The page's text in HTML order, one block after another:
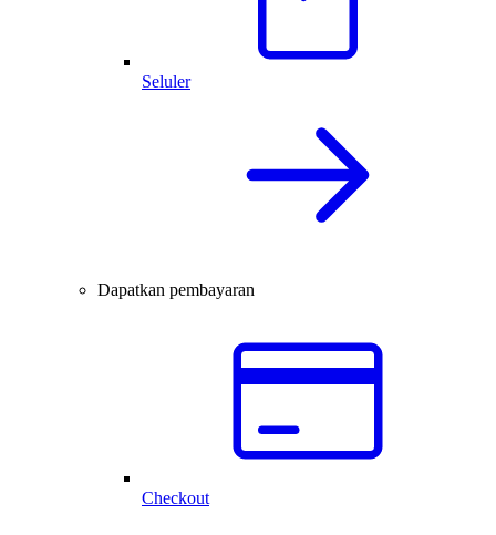
Seluler
Dapatkan pembayaran
Checkout